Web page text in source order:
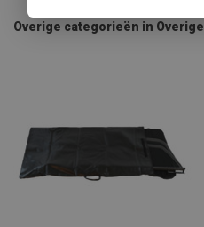
Overige categorieën in Overige